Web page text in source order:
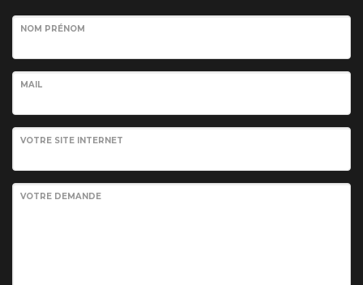
NOM PRÉNOM
MAIL
VOTRE SITE INTERNET
VOTRE DEMANDE